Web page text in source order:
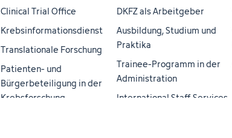
Clinical Trial Office
Krebsinformationsdienst
Translationale Forschung
Patienten- und
Bürgerbeteiligung in der
Krebsforschung
DKFZ als Arbeitgeber
Ausbildung, Studium und
Praktika
Trainee-Programm in der
Administration
International Staff Services